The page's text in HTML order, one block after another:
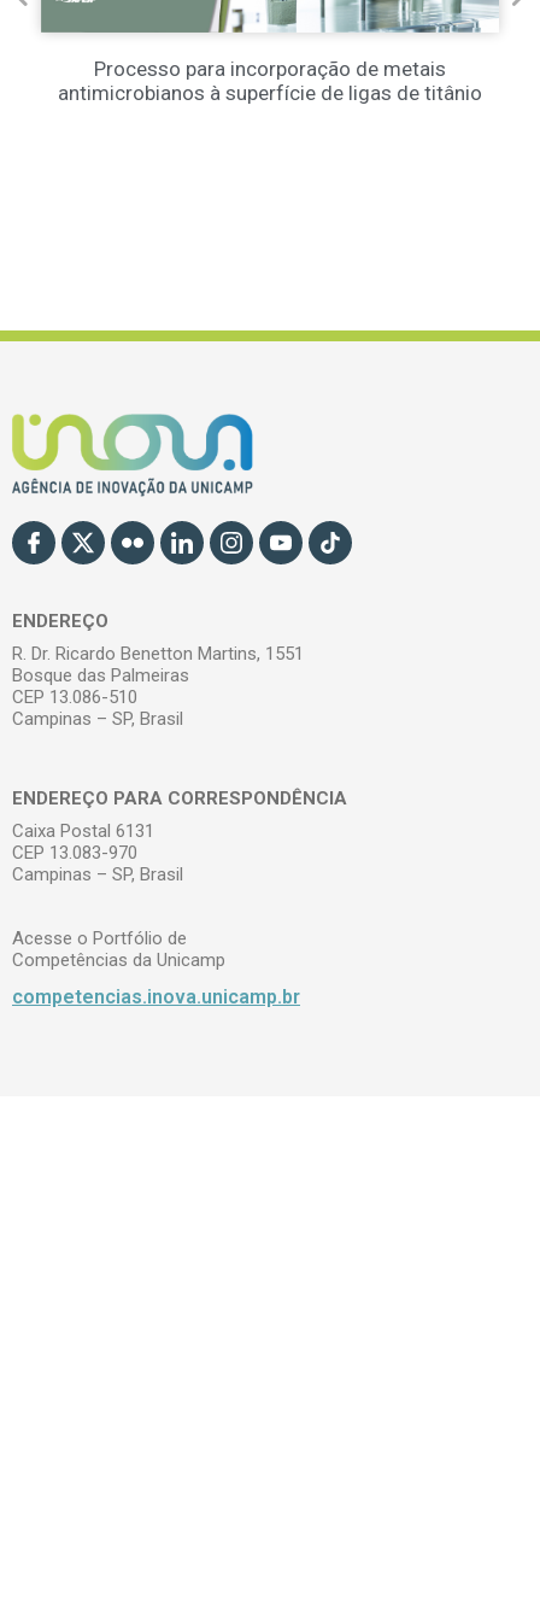
Processo para incorporação de metais
antimicrobianos à superfície de ligas de titânio
ENDEREÇO
R. Dr. Ricardo Benetton Martins, 1551
Bosque das Palmeiras
CEP 13.086-510
Campinas – SP, Brasil
ENDEREÇO PARA CORRESPONDÊNCIA
Caixa Postal 6131
CEP 13.083-970
Campinas – SP, Brasil
Acesse o Portfólio de
Competências da Unicamp
competencias.inova.unicamp.br